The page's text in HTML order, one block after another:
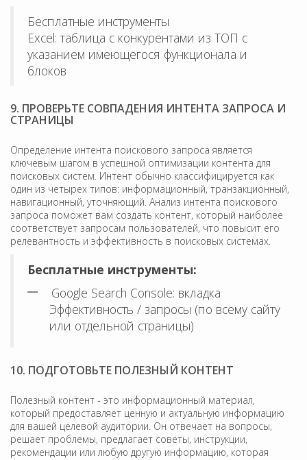
Бесплатные инструменты
Excel: таблица с конкурентами из ТОП с
указанием имеющегося функционала и
блоков
9. ПРОВЕРЬТЕ СОВПАДЕНИЯ ИНТЕНТА ЗАПРОСА И
СТРАНИЦЫ
Определение интента поискового запроса является
ключевым шагом в успешной оптимизации контента для
поисковых систем. Интент обычно классифицируется как
один из четырех типов: информационный, транзакционный,
навигационный, уточняющий. Анализ интента поискового
запроса поможет вам создать контент, который наиболее
соответствует запросам пользователей, что повысит его
релевантность и эффективность в поисковых системах.
Бесплатные инструменты:
Google Search Console: вкладка
Эффективность / запросы (по всему сайту
или отдельной страницы)
10. ПОДГОТОВЬТЕ ПОЛЕЗНЫЙ КОНТЕНТ
Полезный контент - это информационный материал,
который предоставляет ценную и актуальную информацию
для вашей целевой аудитории. Он отвечает на вопросы,
решает проблемы, предлагает советы, инструкции,
рекомендации или любую другую информацию, которая